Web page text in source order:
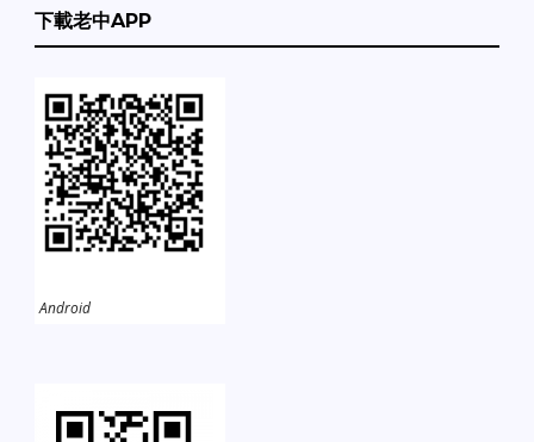
下載老中APP
Android